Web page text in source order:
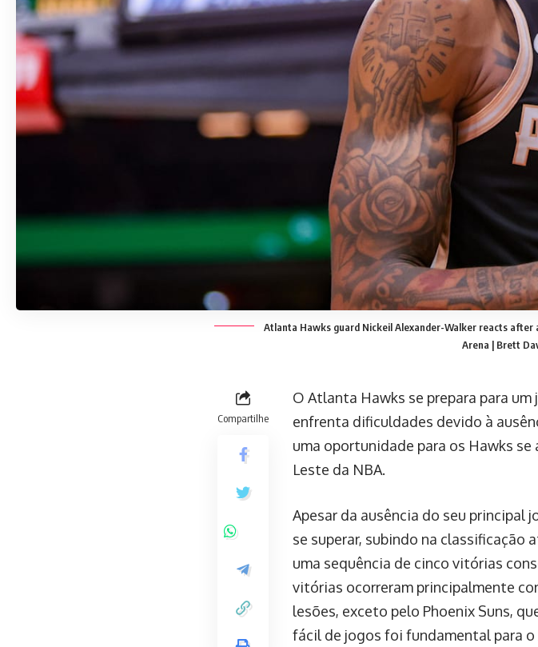
Atlanta Hawks guard Nickeil Alexander-Walker reacts
Arena | Brett
Compartilhe
O Atlanta Hawks se prepara para
enfrenta dificuldades devido à
uma oportunidade para os Hawks
Leste da NBA.
Apesar da ausência do seu principal
se superar, subindo na classificação
uma sequência de cinco vitórias
vitórias ocorreram principalmente
lesões, exceto pelo Phoenix Suns,
fácil de jogos foi fundamental para